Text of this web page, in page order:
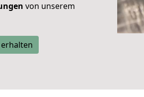
von unserem